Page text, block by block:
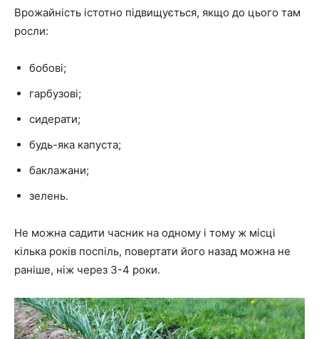
Врожайність істотно підвищується, якщо до цього там
росли:
бобові;
гарбузові;
сидерати;
будь-яка капуста;
баклажани;
зелень.
Не можна садити часник на одному і тому ж місці
кілька років поспіль, повертати його назад можна не
раніше, ніж через 3-4 роки.